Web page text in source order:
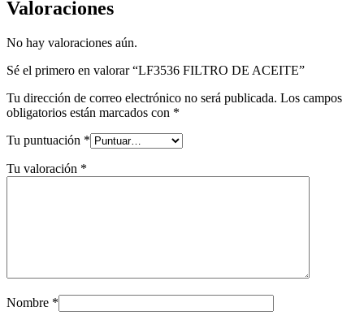
Valoraciones
No hay valoraciones aún.
Sé el primero en valorar “LF3536 FILTRO DE ACEITE”
Tu dirección de correo electrónico no será publicada. Los campos
obligatorios están marcados con *
Tu puntuación *
Tu valoración *
Nombre *